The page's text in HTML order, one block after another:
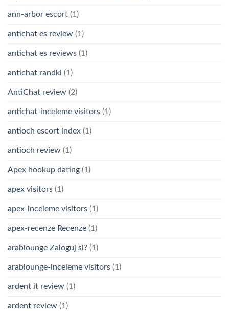
ann-arbor escort (1)
antichat es review (1)
antichat es reviews (1)
antichat randki (1)
AntiChat review (2)
antichat-inceleme visitors (1)
antioch escort index (1)
antioch review (1)
Apex hookup dating (1)
apex visitors (1)
apex-inceleme visitors (1)
apex-recenze Recenze (1)
arablounge Zaloguj si? (1)
arablounge-inceleme visitors (1)
ardent it review (1)
ardent review (1)